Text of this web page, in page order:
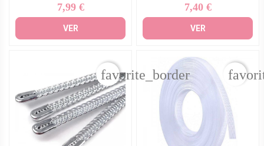
Precio
7,99 €
VER
Precio
7,40 €
VER
favorite_border